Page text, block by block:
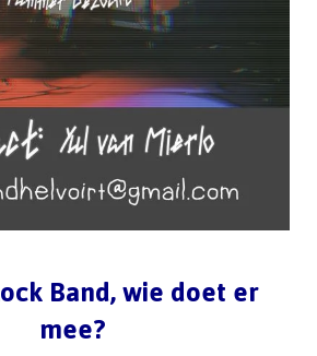
Band, wie doet er
mee?